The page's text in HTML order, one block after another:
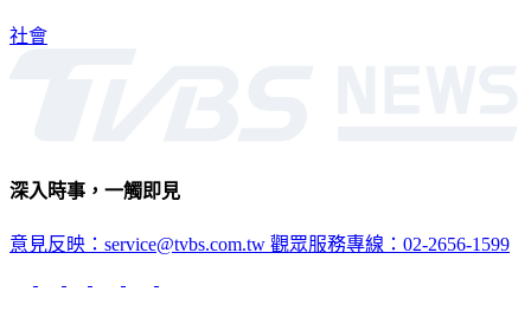
社會
深入時事，一觸即見
意見反映：service@tvbs.com.tw 觀眾服務專線：02-2656-1599